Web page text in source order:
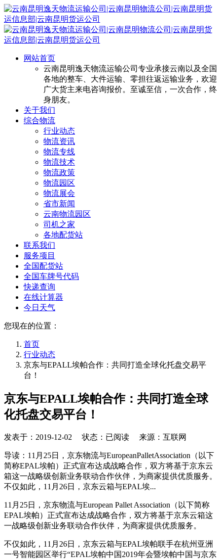
网站首页
云南昆明逸天物流运输公司专业承接云南以及全国
各地的整车、大件运输、零担往返运输业务，欢迎
广大货主来电咨询报价。至诚至信，一次合作，终
身朋友。
关于我们
综合物流
行业动态
物流资讯
物流专线
物流技术
物流政策
物流园区
物流展会
省市新闻
云南物流园区
司机之家
各地配货站
联系我们
服务项目
全国配货站
全国车牌号代码
快递查询
在线计算器
今日天气
您现在的位置：
首页
行业动态
京东与EPALL埃帕合作：共同打造全球化托盘交易平
台！
京东与EPALL埃帕合作：共同打造全球
化托盘交易平台！
发表于： 2019-12-02 状态：已阅读 来源：互联网
导读：11月25日，京东物流与EuropeanPalletAssociation（以下
简称EPAL埃帕）正式宣布达成战略合作，双方将基于京东云
箱这一战略级创新业务联动合作伙伴，为商家提供优质服务。
不仅如此，11月26日，京东云箱与EPAL埃...
11月25日，京东物流与European Pallet Association（以下简称
EPAL埃帕）正式宣布达成战略合作，双方将基于京东云箱这
一战略级创新业务联动合作伙伴，为商家提供优质服务。
不仅如此，11月26日，京东云箱与EPAL埃帕联手在杭州亚洲
一号智能园区举行“EPAL埃帕中国2019年会暨埃帕中国与京东